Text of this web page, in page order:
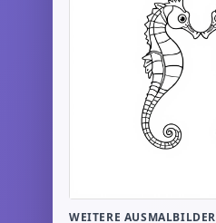
WEITERE AUSMALBILDER